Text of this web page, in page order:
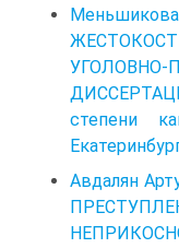
степени
Авдалян